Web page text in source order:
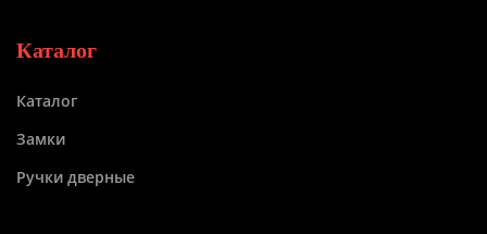
Каталог
Каталог
Замки
Ручки дверные